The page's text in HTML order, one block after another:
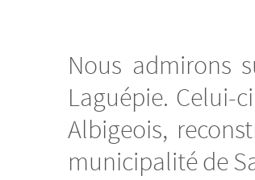
Nous admirons
Laguépie. Celui-
Albigeois,
municipalité de